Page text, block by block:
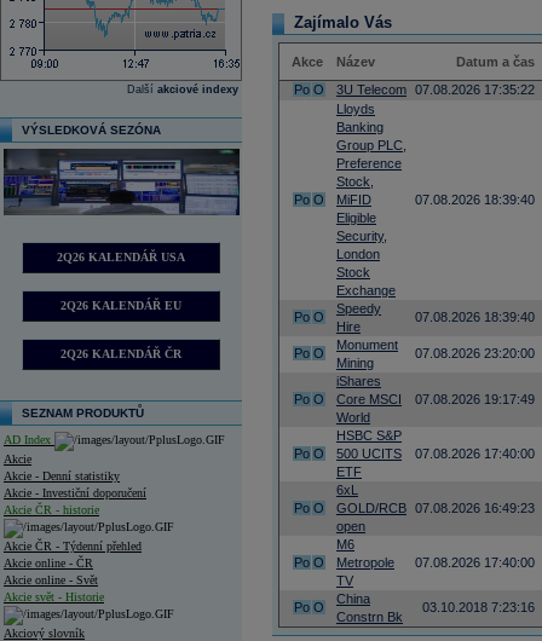
Další akciové indexy
VÝSLEDKOVÁ SEZÓNA
2Q26 KALENDÁŘ USA
2Q26 KALENDÁŘ EU
2Q26 KALENDÁŘ ČR
SEZNAM PRODUKTŮ
AD Index
Akcie
Akcie - Denní statistiky
Akcie - Investiční doporučení
Akcie ČR - historie
Akcie ČR - Týdenní přehled
Akcie online - ČR
Akcie online - Svět
Akcie svět - Historie
Akciový slovník
Zajímalo Vás
Akce Název
Datum a čas
Po O 3U Telecom 07.08.2026 17:35:22
Po O
Lloyds
Banking
Group PLC,
Preference
Stock,
MiFID
Eligible
Security,
London
Stock
Exchange
07.08.2026 18:39:40
Po O
Speedy
Hire
07.08.2026 18:39:40
Po O
Monument
Mining
07.08.2026 23:20:00
Po O
iShares
Core MSCI
World
07.08.2026 19:17:49
Po O
HSBC S&P
500 UCITS
ETF
07.08.2026 17:40:00
Po O
6xL
GOLD/RCB
open
07.08.2026 16:49:23
Po O
M6
Metropole
TV
07.08.2026 17:40:00
Po O
China
Constrn Bk
03.10.2018 7:23:16